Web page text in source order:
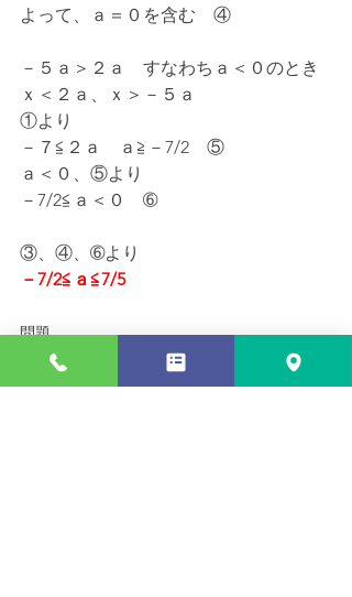
よって、ａ＝０を含む　④
－５ａ＞２ａ　すなわちａ＜０のとき
ｘ＜２ａ、ｘ＞－５ａ
①より
－７≦２ａ　ａ≧－7/2　⑤
ａ＜０、⑤より
－7/2≦ａ＜０　➅
③、④、➅より
－7/2≦ａ≦7/5
問題
２次方程式ｘ²－（８－ａ）ｘ＋12－ａ
ｂ＝０がどんなａの値に対しても実数